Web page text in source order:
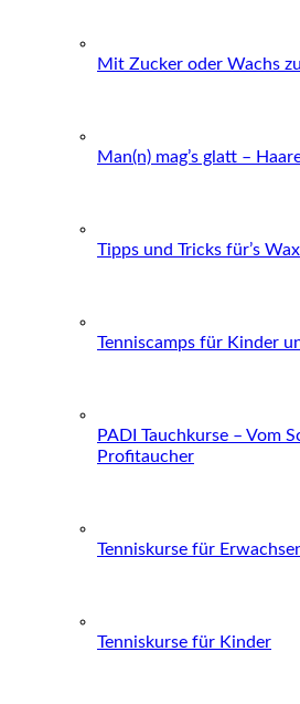
Mit Zucker oder Wachs
Man(n) mag’s glatt –
Tipps und Tricks für’s
Tenniscamps für Kinder
PADI Tauchkurse – Vom
Profitaucher
Tenniskurse für
Tenniskurse für Kinder